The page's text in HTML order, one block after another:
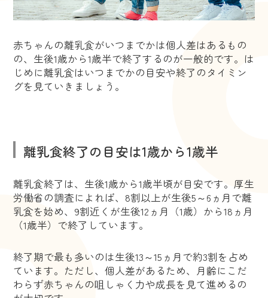
赤ちゃんの離乳食がいつまでかは個人差はあるもの
の、生後1歳から1歳半で終了するのが一般的です。は
じめに離乳食はいつまでかの目安や終了のタイミン
グを見ていきましょう。
離乳食終了の目安は1歳から1歳半
離乳食終了は、生後1歳から1歳半頃が目安です。厚生
労働省の調査によれば、8割以上が生後5～6ヵ月で離
乳食を始め、9割近くが生後12ヵ月（1歳）から18ヵ月
（1歳半）で終了しています。
終了期で最も多いのは生後13～15ヵ月で約3割を占め
ています。ただし、個人差があるため、月齢にこだ
わらず赤ちゃんの咀しゃく力や成長を見て進めるの